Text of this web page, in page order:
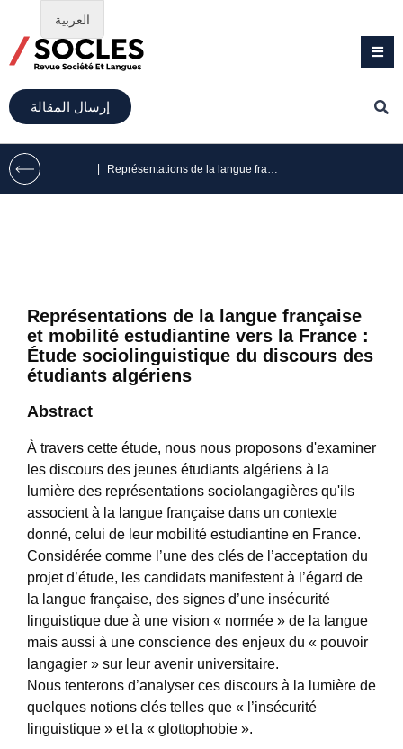
إرسال المقالة
Représentations de la langue française
et mobilité estudiantine vers la France :
Étude sociolinguistique du discours des
étudiants algériens
Abstract
À travers cette étude, nous nous proposons d'examiner
les discours des jeunes étudiants algériens à la
lumière des représentations sociolangagières qu'ils
associent à la langue française dans un contexte
donné, celui de leur mobilité estudiantine en France.
Considérée comme l’une des clés de l’acceptation du
projet d’étude, les candidats manifestent à l’égard de
la langue française, des signes d’une insécurité
linguistique due à une vision « normée » de la langue
mais aussi à une conscience des enjeux du « pouvoir
langagier » sur leur avenir universitaire.
Nous tenterons d’analyser ces discours à la lumière de
quelques notions clés telles que « l’insécurité
linguistique » et la « glottophobie ».
العربية